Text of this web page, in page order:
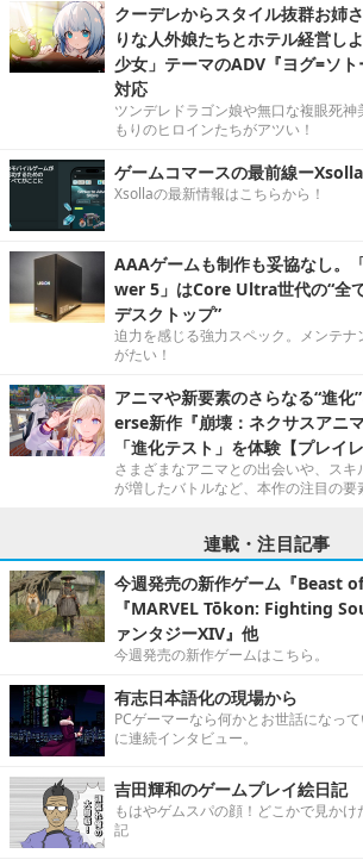
クーデレからスタイル抜群お姉
りな人外娘たちとホテル経営し
少女」テーマのADV『ヨグ=ソ
対応
ツンデレドラゴン娘や無口な複眼死神
もりのヒロインたちがアツい！
ゲームコマースの最前線ー
Xsollaの最新情報はこちらから！
AAAゲームも制作も妥協なし。
wer 5」はCore Ultra世代の“全
デスクトップ”
迫力を感じる強力スペック。メンテナ
がたい！
アニマや新要素のさらなる“進
erse新作『崩壊：ネクサスアニ
「進化テスト」を体験【プレイレ
さまざまなアニマとの出会いや、ス
が増したバトルなど、本作の注目の要
連載・注目記事
今週発売の新作ゲーム『Beast
『MARVEL Tōkon: Fighting
ァンタジーXIV』他
今週発売の新作ゲームはこちら。
有志日本語化の現場から
PCゲーマーなら何かとお世話になっ
に連続インタビュー。
吉田輝和のゲームプレイ絵日記
もはやゲムスパの顔！どこかで見か
記